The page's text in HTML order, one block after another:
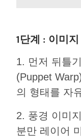
1단계 : 이미
1. 먼저 뒤틀
(Puppet
의 형태를 자
2. 풍경 이미
분만 레이어